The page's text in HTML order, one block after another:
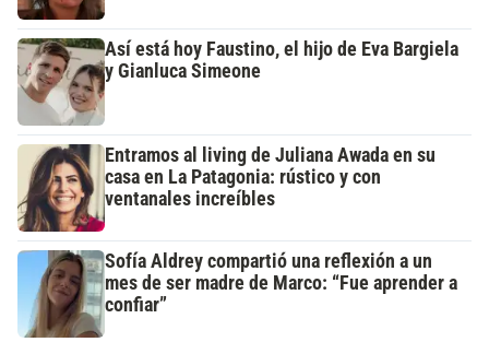
Así está hoy Faustino, el hijo de Eva Bargiela
y Gianluca Simeone
Entramos al living de Juliana Awada en su
casa en La Patagonia: rústico y con
ventanales increíbles
Sofía Aldrey compartió una reflexión a un
mes de ser madre de Marco: “Fue aprender a
confiar”